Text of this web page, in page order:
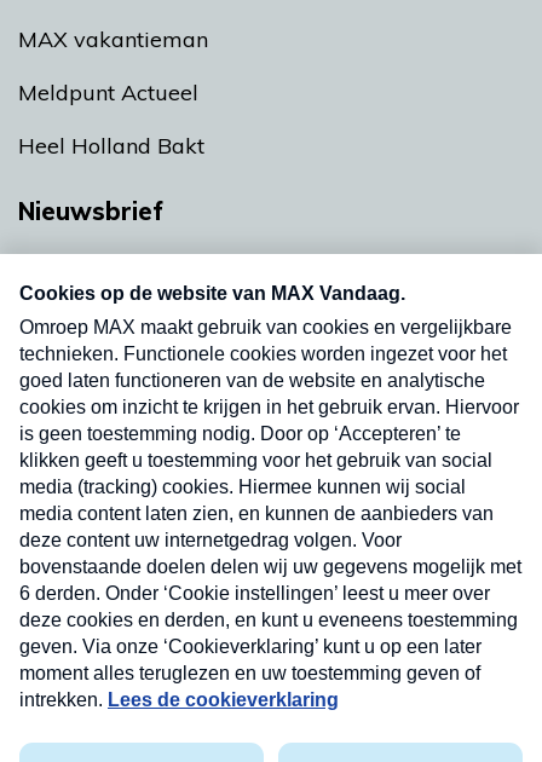
MAX vakantieman
Meldpunt Actueel
Heel Holland Bakt
Nieuwsbrief
nieuwsbrief. Elke vrijdag- en dinsdagochtend in
uw mailbox.
Verzend
Privacyverklaring
Cookieverklaring
Nieuwsbrief
Neem hier een gratis abonnement op onze
nieuwsbrief. Elke vrijdag- en dinsdagochtend in uw